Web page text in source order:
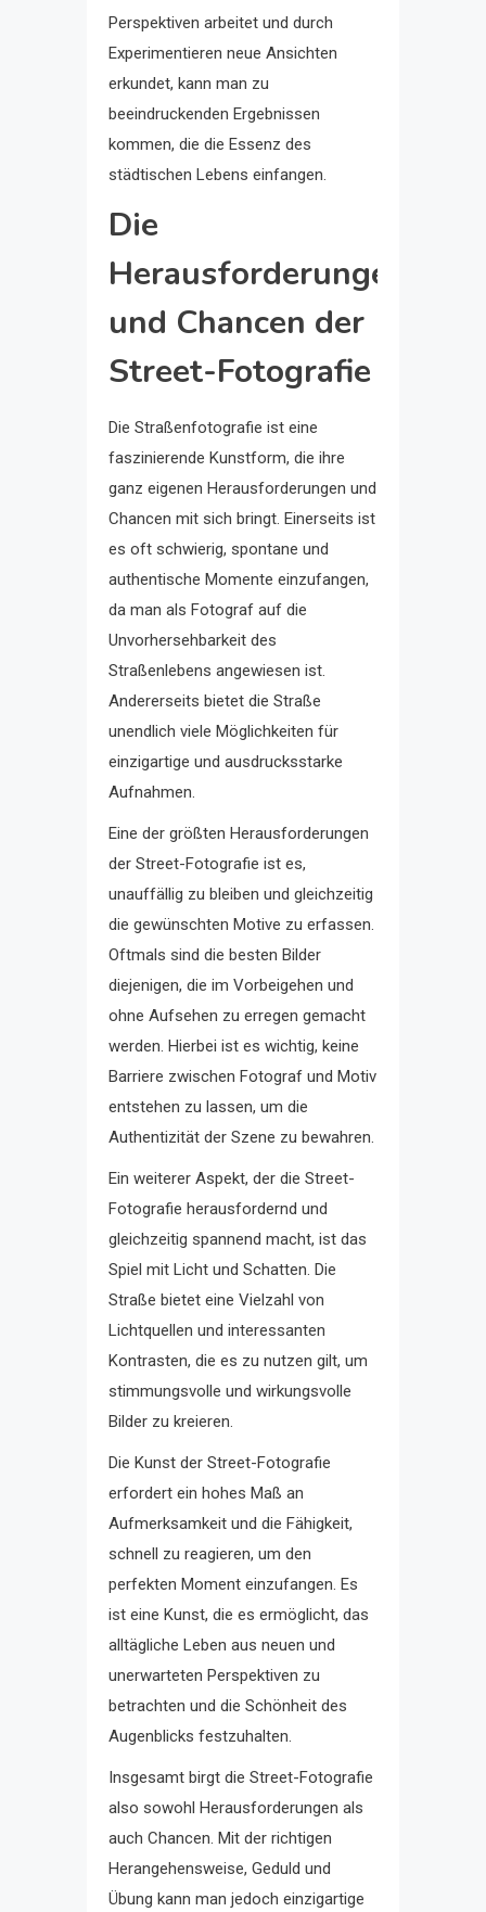
Perspektiven arbeitet und durch
Experimentieren neue Ansichten
erkundet, kann man zu
beeindruckenden Ergebnissen
kommen, die die Essenz des
städtischen Lebens einfangen.
Die
Herausforderungen
und Chancen der
Street-Fotografie
Die Straßenfotografie ist eine
faszinierende Kunstform, die ihre
ganz eigenen Herausforderungen und
Chancen mit sich bringt. Einerseits ist
es oft schwierig, spontane und
authentische Momente einzufangen,
da man als Fotograf auf die
Unvorhersehbarkeit des
Straßenlebens angewiesen ist.
Andererseits bietet die Straße
unendlich viele Möglichkeiten für
einzigartige und ausdrucksstarke
Aufnahmen.
Eine der größten Herausforderungen
der Street-Fotografie ist es,
unauffällig zu bleiben und gleichzeitig
die gewünschten Motive zu erfassen.
Oftmals sind die besten Bilder
diejenigen, die im Vorbeigehen und
ohne Aufsehen zu erregen gemacht
werden. Hierbei ist es wichtig, keine
Barriere zwischen Fotograf und Motiv
entstehen zu lassen, um die
Authentizität der Szene zu bewahren.
Ein weiterer Aspekt, der die Street-
Fotografie herausfordernd und
gleichzeitig spannend macht, ist das
Spiel mit Licht und Schatten. Die
Straße bietet eine Vielzahl von
Lichtquellen und interessanten
Kontrasten, die es zu nutzen gilt, um
stimmungsvolle und wirkungsvolle
Bilder zu kreieren.
Die Kunst der Street-Fotografie
erfordert ein hohes Maß an
Aufmerksamkeit und die Fähigkeit,
schnell zu reagieren, um den
perfekten Moment einzufangen. Es
ist eine Kunst, die es ermöglicht, das
alltägliche Leben aus neuen und
unerwarteten Perspektiven zu
betrachten und die Schönheit des
Augenblicks festzuhalten.
Insgesamt birgt die Street-Fotografie
also sowohl Herausforderungen als
auch Chancen. Mit der richtigen
Herangehensweise, Geduld und
Übung kann man jedoch einzigartige